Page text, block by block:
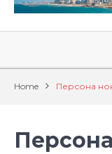
Home Персона